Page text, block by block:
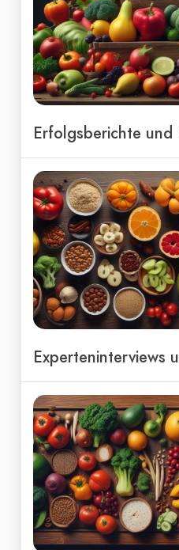
Erfolgsberichte und
Experteninterviews